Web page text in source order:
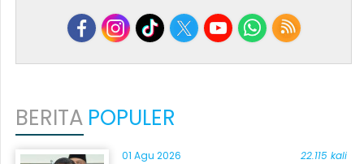
BERITA POPULER
01 Agu 2026 22.115 kali